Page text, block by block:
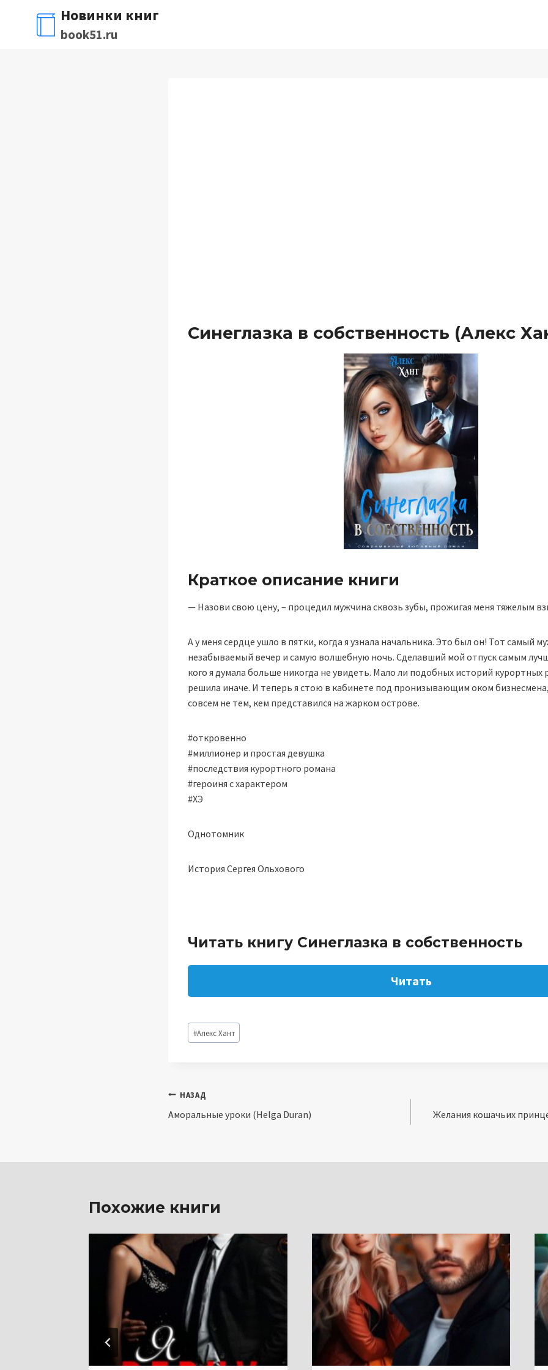
содержимому
Новинки книг
book51.ru
Синеглазка в собственность (Алекс
Краткое описание книги
— Назови свою цену, – процедил мужчина сквозь зубы, прожигая меня тяжелым
А у меня сердце ушло в пятки, когда я узнала начальника. Это был он! Тот самый
незабываемый вечер и самую волшебную ночь. Сделавший мой отпуск самым
кого я думала больше никогда не увидеть. Мало ли подобных историй курортных
решила иначе. И теперь я стою в кабинете под пронизывающим оком
совсем не тем, кем представился на жарком острове.
#откровенно
#миллионер и простая девушка
#последствия курортного романа
#героиня с характером
#ХЭ
Однотомник
История Сергея Ольхового
Читать книгу Синеглазка в собственность
Читать
Метки
записи:
#Алекс Хант
Навигация
по
НАЗАД
Аморальные уроки (Helga Duran) Желания кошачьих
Похожие книги